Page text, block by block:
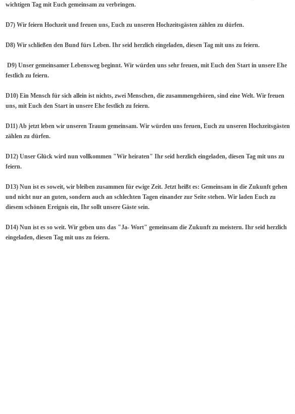
wichtigen Tag mit Euch gemeinsam zu verbringen.
D7) Wir feiern Hochzeit und freuen uns, Euch zu unseren Hochzeitsgästen zählen zu dürfen.
D8) Wir schließen den Bund fürs Leben. Ihr seid herzlich eingeladen, diesen Tag mit uns zu feiern.
D9) Unser gemeinsamer Lebensweg beginnt. Wir würden uns sehr freuen, mit Euch den Start in unsere Ehe
festlich zu feiern.
D10) Ein Mensch für sich allein ist nichts, zwei Menschen, die zusammengehören, sind eine Welt. Wir freuen
uns, mit Euch den Start in unsere Ehe festlich zu feiern.
D11) Ab jetzt leben wir unseren Traum gemeinsam. Wir würden uns freuen, Euch zu unseren Hochzeitsgästen
zählen zu dürfen.
D12) Unser Glück wird nun vollkommen "Wir heiraten" Ihr seid herzlich eingeladen, diesen Tag mit uns zu
feiern.
D13) Nun ist es soweit, wir bleiben zusammen für ewige Zeit. Jetzt heißt es: Gemeinsam in die Zukunft gehen
und nicht nur an guten, sondern auch an schlechten Tagen einander zur Seite stehen. Wir laden Euch zu
diesem schönen Ereignis ein, Ihr sollt unsere Gäste sein.
D14) Nun ist es so weit. Wir geben uns das "Ja- Wort" gemeinsam die Zukunft zu meistern. Ihr seid herzlich
eingeladen, diesen Tag mit uns zu feiern.